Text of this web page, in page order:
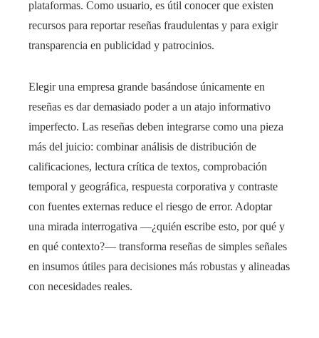
plataformas. Como usuario, es útil conocer que existen
recursos para reportar reseñas fraudulentas y para exigir
transparencia en publicidad y patrocinios.
Elegir una empresa grande basándose únicamente en
reseñas es dar demasiado poder a un atajo informativo
imperfecto. Las reseñas deben integrarse como una pieza
más del juicio: combinar análisis de distribución de
calificaciones, lectura crítica de textos, comprobación
temporal y geográfica, respuesta corporativa y contraste
con fuentes externas reduce el riesgo de error. Adoptar
una mirada interrogativa —¿quién escribe esto, por qué y
en qué contexto?— transforma reseñas de simples señales
en insumos útiles para decisiones más robustas y alineadas
con necesidades reales.